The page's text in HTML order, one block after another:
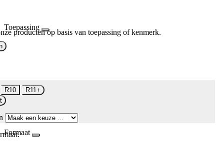
Toepassing
producten op basis van toepassing of kenmerk.
R10
R11+
Formaat